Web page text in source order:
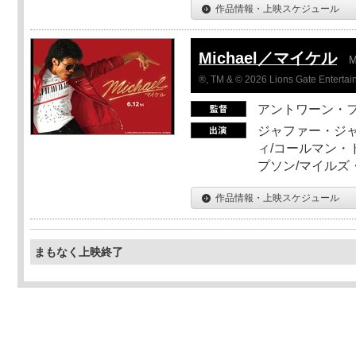
作品情報・上映スケジュール
Michael／マイケル
®, TM & © 2026 Lions Gate
アントワーン・
ジャファー・ジ
ィ/コールマン・
プソン/マイルズ
作品情報・上映スケジュール
まもなく上映終了